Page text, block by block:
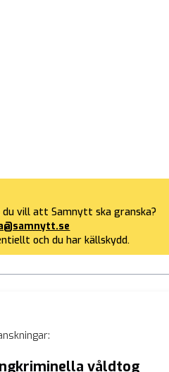
vill att Samnytt ska granska?
och du har källskydd.
våldtog